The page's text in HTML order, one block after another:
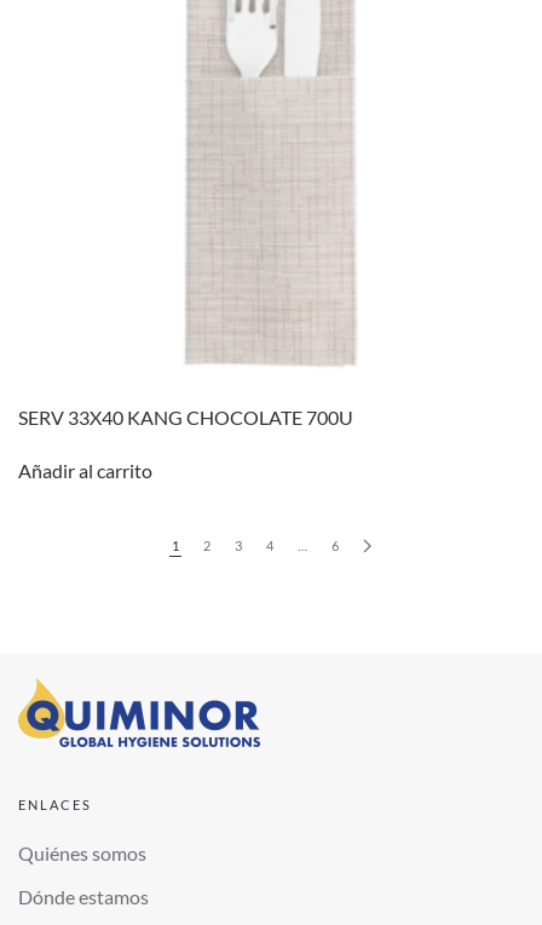
SERV 33X40 KANG CHOCOLATE 700U
Añadir al carrito
1 2 3 4 6
ENLACES
Quiénes somos
Dónde estamos